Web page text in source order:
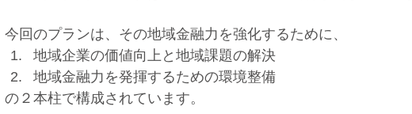
今回のプランは、その地域金融力を強化するために、
地域企業の価値向上と地域課題の解決
地域金融力を発揮するための環境整備
の２本柱で構成されています。